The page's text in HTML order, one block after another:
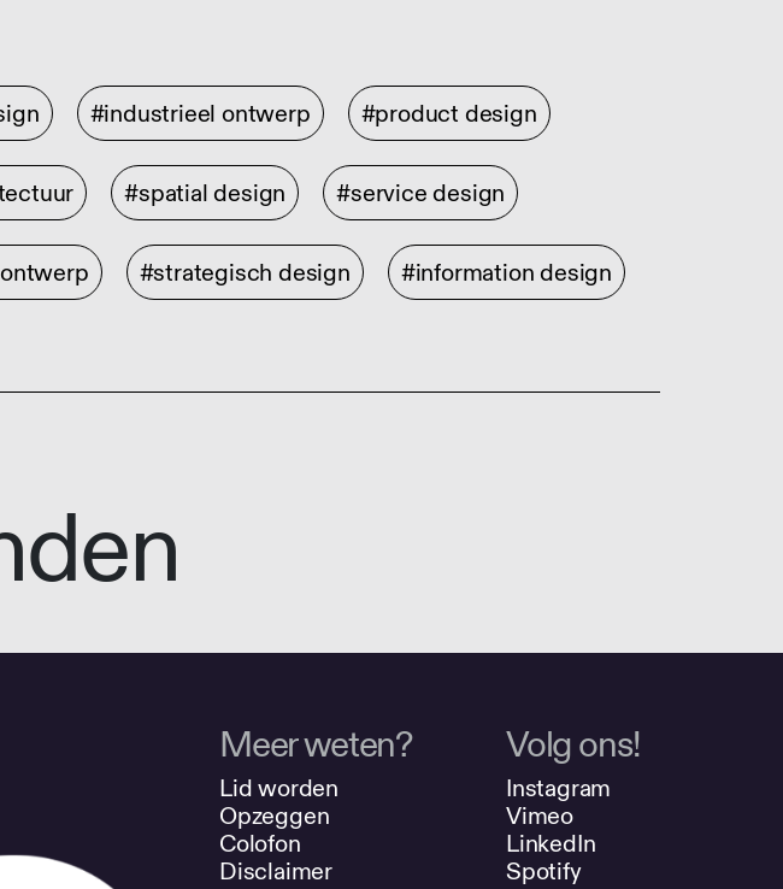
#industrieel ontwerp #product design
#spatial design #service design
#strategisch design #information design
Meer weten?
Lid worden
Opzeggen
Colofon
Disclaimer
Volg ons!
Instagram
Vimeo
LinkedIn
Spotify